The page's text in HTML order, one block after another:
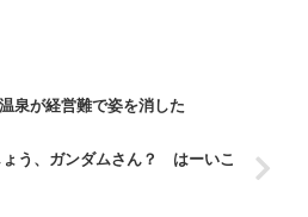
泉が経営難で姿を消した
う、ガンダムさん？ はーいこ